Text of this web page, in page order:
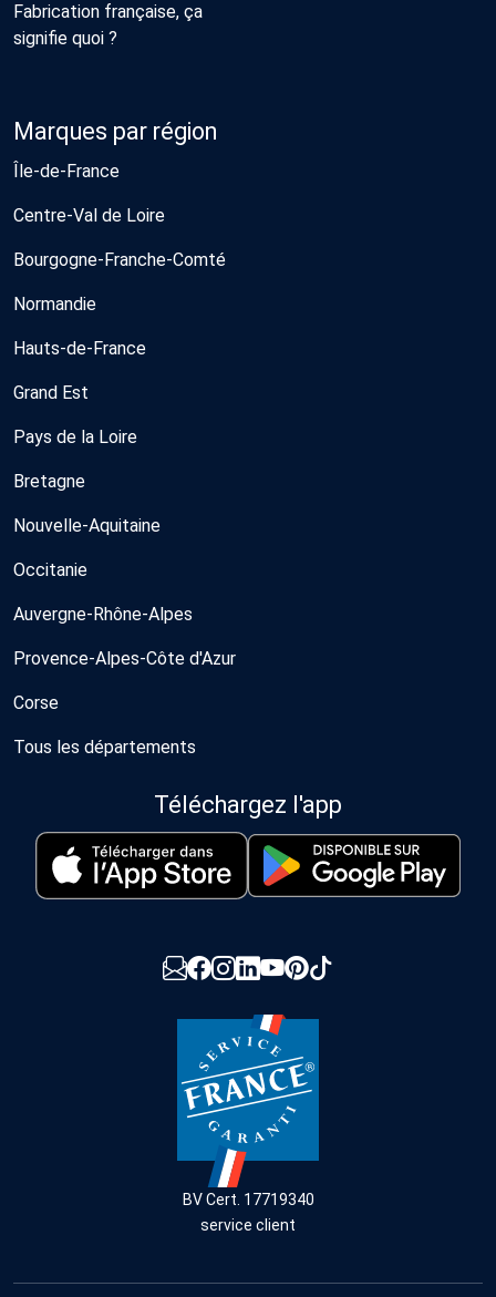
Fabrication française, ça
signifie quoi ?
Marques par région
Île-de-France
Centre-Val de Loire
Bourgogne-Franche-Comté
Normandie
Hauts-de-France
Grand Est
Pays de la Loire
Bretagne
Nouvelle-Aquitaine
Occitanie
Auvergne-Rhône-Alpes
Provence-Alpes-Côte d'Azur
Corse
Tous les départements
Téléchargez l'app
BV Cert. 17719340
service client